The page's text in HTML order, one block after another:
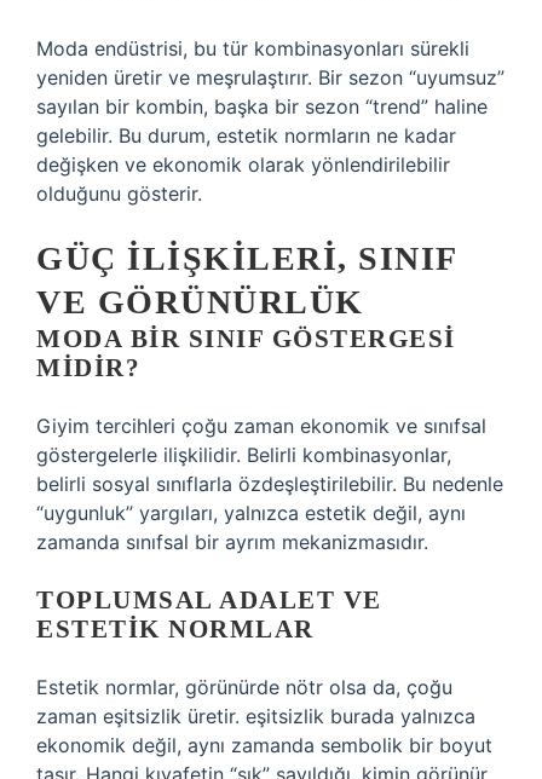
Moda endüstrisi, bu tür kombinasyonları sürekli
yeniden üretir ve meşrulaştırır. Bir sezon “uyumsuz”
sayılan bir kombin, başka bir sezon “trend” haline
gelebilir. Bu durum, estetik normların ne kadar
değişken ve ekonomik olarak yönlendirilebilir
olduğunu gösterir.
GÜÇ ILIŞKILERI, SINIF
VE GÖRÜNÜRLÜK
MODA BIR SINIF GÖSTERGESI
MIDIR?
Giyim tercihleri çoğu zaman ekonomik ve sınıfsal
göstergelerle ilişkilidir. Belirli kombinasyonlar,
belirli sosyal sınıflarla özdeşleştirilebilir. Bu nedenle
“uygunluk” yargıları, yalnızca estetik değil, aynı
zamanda sınıfsal bir ayrım mekanizmasıdır.
TOPLUMSAL ADALET VE
ESTETIK NORMLAR
Estetik normlar, görünürde nötr olsa da, çoğu
zaman eşitsizlik üretir. eşitsizlik burada yalnızca
ekonomik değil, aynı zamanda sembolik bir boyut
taşır. Hangi kıyafetin “şık” sayıldığı, kimin görünür